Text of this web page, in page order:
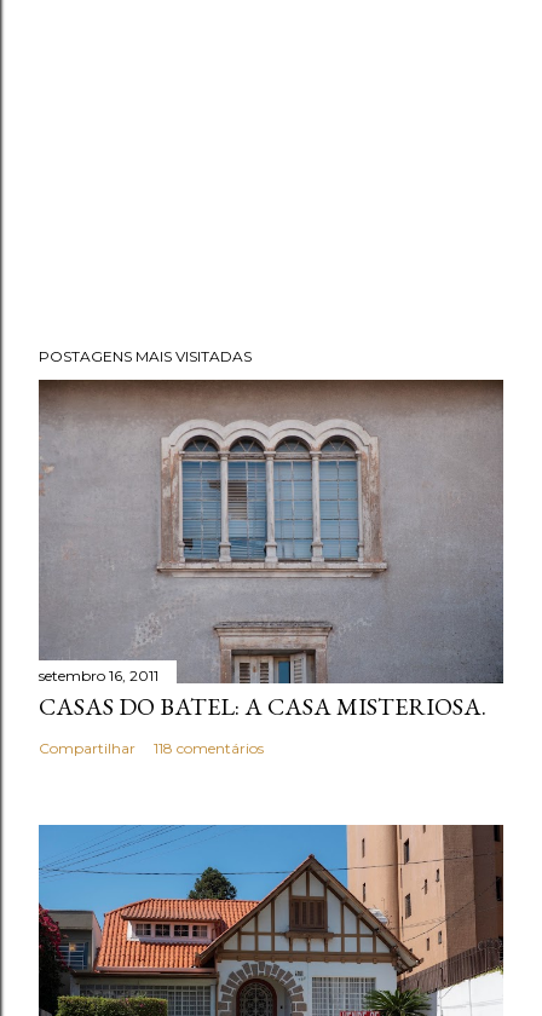
POSTAGENS MAIS VISITADAS
setembro 16, 2011
CASAS DO BATEL: A CASA MISTERIOSA.
Compartilhar 118 comentários